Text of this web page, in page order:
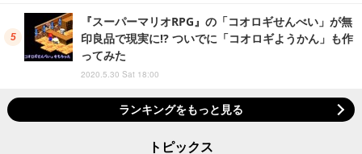
『スーパーマリオRPG』の「コオロギせんべい」が無
印良品で現実に!? ついでに「コオロギようかん」も作
ってみた
2020.5.30 Sat 18:00
ランキングをもっと見る
トピックス